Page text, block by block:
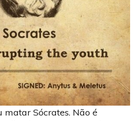
matar Sócrates. Não é